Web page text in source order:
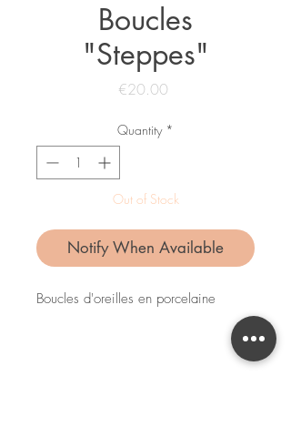
Boucles
"Steppes"
€20.00
Quantity *
Out of Stock
Notify When Available
Boucles d'oreilles en porcelaine
Attaches couleur bronze / sans nickel